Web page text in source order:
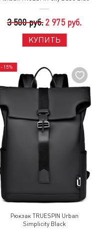
3 500 руб. 2 975 руб.
КУПИТЬ
- 15%
Рюкзак TRUESPIN Urban
Simplicity Black